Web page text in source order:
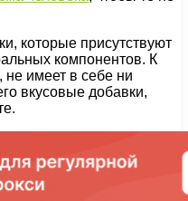
которые присутствуют
компонентов. К
не имеет в себе ни
вкусовые добавки,